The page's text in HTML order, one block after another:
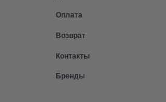
Оплата
Возврат
Контакты
Бренды